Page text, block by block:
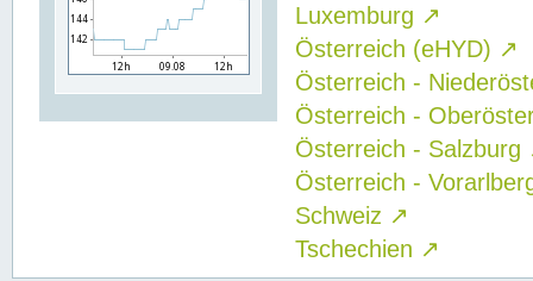
Luxemburg ↗
Österreich (eHYD) ↗
Österreich -
Österreich -
Österreich - Salzburg
Österreich -
Schweiz ↗
Tschechien ↗